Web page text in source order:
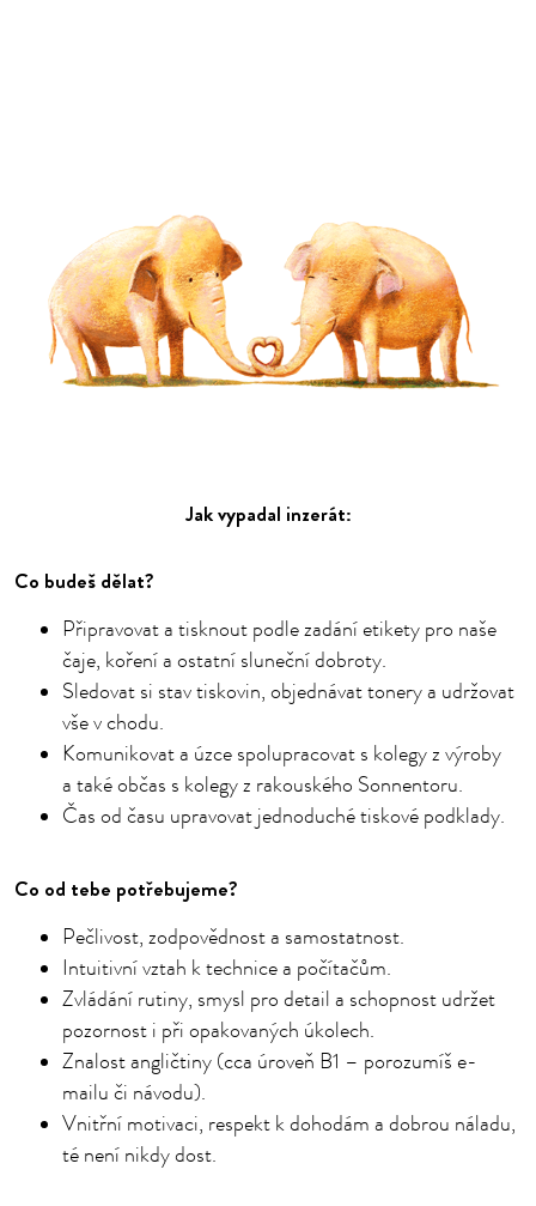
Jak vypadal inzerát:
Co budeš dělat?
Připravovat a tisknout podle zadání etikety pro naše
čaje, koření a ostatní sluneční dobroty.
Sledovat si stav tiskovin, objednávat tonery a udržovat
vše v chodu.
Komunikovat a úzce spolupracovat s kolegy z výroby
a také občas s kolegy z rakouského Sonnentoru.
Čas od času upravovat jednoduché tiskové podklady.
Co od tebe potřebujeme?
Pečlivost, zodpovědnost a samostatnost.
Intuitivní vztah k technice a počítačům.
Zvládání rutiny, smysl pro detail a schopnost udržet
pozornost i při opakovaných úkolech.
Znalost angličtiny (cca úroveň B1 – porozumíš e-
mailu či návodu).
Vnitřní motivaci, respekt k dohodám a dobrou náladu,
té není nikdy dost.